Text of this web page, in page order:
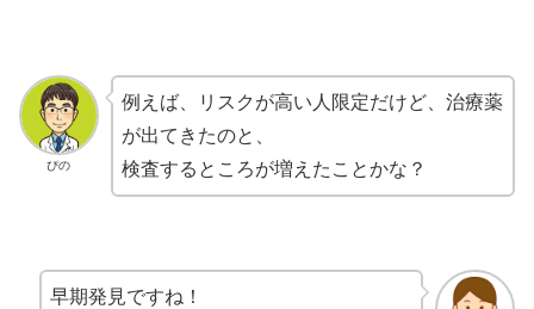
ぴの
例えば、リスクが高い人限定だけど、治療薬
が出てきたのと、
検査するところが増えたことかな？
早期発見ですね！